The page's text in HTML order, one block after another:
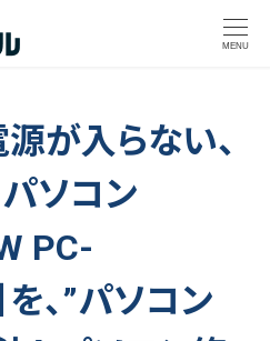
MENU
が入らない、
ソコン
PC-
、”パソコン